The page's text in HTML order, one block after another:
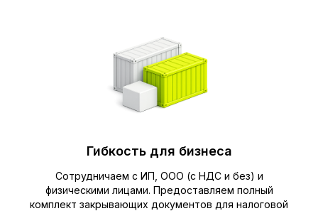
Гибкость для бизнеса
Сотрудничаем с ИП, ООО (с НДС и без) и
физическими лицами. Предоставляем полный
комплект закрывающих документов для налоговой